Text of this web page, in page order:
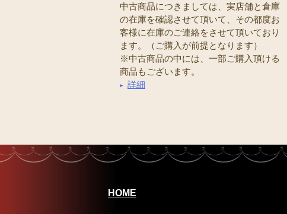
中古商品につきましては、実店舗と倉庫
の在庫を確認させて頂いて、その都度お
客様に在庫のご連絡をさせて頂いており
ます。（ご購入が前提となります）
※中古商品の中には、一部ご購入頂ける
商品もございます。
詳細
HOME